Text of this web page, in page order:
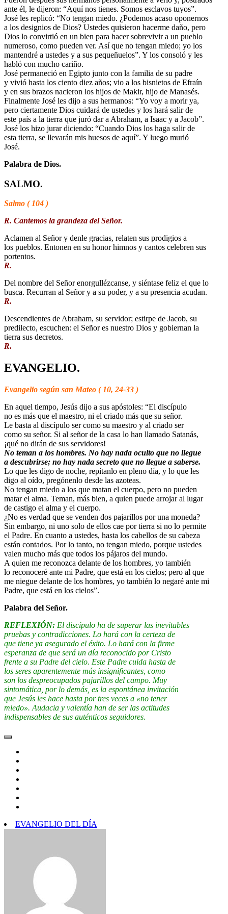
ante él, le dijeron: “Aquí nos tienes. Somos esclavos tuyos”.
José les replicó: “No tengan miedo. ¿Podemos acaso oponernos
a los designios de Dios? Ustedes quisieron hacerme daño, pero
Dios lo convirtió en un bien para hacer sobrevivir a un pueblo
numeroso, como pueden ver. Así que no tengan miedo; yo los
mantendré a ustedes y a sus pequeñuelos”. Y los consoló y les
habló con mucho cariño.
José permaneció en Egipto junto con la familia de su padre
y vivió hasta los ciento diez años; vio a los bisnietos de Efraín
y en sus brazos nacieron los hijos de Makir, hijo de Manasés.
Finalmente José les dijo a sus hermanos: “Yo voy a morir ya,
pero ciertamente Dios cuidará de ustedes y los hará salir de
este país a la tierra que juró dar a Abraham, a Isaac y a Jacob”.
José los hizo jurar diciendo: “Cuando Dios los haga salir de
esta tierra, se llevarán mis huesos de aquí”. Y luego murió
José.
Palabra de Dios.
SALMO.
Salmo ( 104 )
R. Cantemos la grandeza del Señor.
Aclamen al Señor y denle gracias, relaten sus prodigios a
los pueblos. Entonen en su honor himnos y cantos celebren sus
portentos.
R.
Del nombre del Señor enorgullézcanse, y siéntase feliz el que lo
busca. Recurran al Señor y a su poder, y a su presencia acudan.
R.
Descendientes de Abraham, su servidor; estirpe de Jacob, su
predilecto, escuchen: el Señor es nuestro Dios y gobiernan la
tierra sus decretos.
R.
EVANGELIO.
Evangelio según san Mateo ( 10, 24-33 )
En aquel tiempo, Jesús dijo a sus apóstoles: “El discípulo
no es más que el maestro, ni el criado más que su señor.
Le basta al discípulo ser como su maestro y al criado ser
como su señor. Si al señor de la casa lo han llamado Satanás,
¡qué no dirán de sus servidores!
No teman a los hombres. No hay nada oculto que no llegue
a descubrirse; no hay nada secreto que no llegue a saberse.
Lo que les digo de noche, repítanlo en pleno día, y lo que les
digo al oído, pregónenlo desde las azoteas.
No tengan miedo a los que matan el cuerpo, pero no pueden
matar el alma. Teman, más bien, a quien puede arrojar al lugar
de castigo el alma y el cuerpo.
¿No es verdad que se venden dos pajarillos por una moneda?
Sin embargo, ni uno solo de ellos cae por tierra si no lo permite
el Padre. En cuanto a ustedes, hasta los cabellos de su cabeza
están contados. Por lo tanto, no tengan miedo, porque ustedes
valen mucho más que todos los pájaros del mundo.
A quien me reconozca delante de los hombres, yo también
lo reconoceré ante mi Padre, que está en los cielos; pero al que
me niegue delante de los hombres, yo también lo negaré ante mi
Padre, que está en los cielos”.
Palabra del Señor.
REFLEXIÓN: El discípulo ha de superar las inevitables
pruebas y contradicciones. Lo hará con la certeza de
que tiene ya asegurado el éxito. Lo hará con la firme
esperanza de que será un día reconocido por Cristo
frente a su Padre del cielo. Este Padre cuida hasta de
los seres aparentemente más insignificantes, como
son los despreocupados pajarillos del campo. Muy
sintomática, por lo demás, es la espontánea invitación
que Jesús les hace hasta por tres veces a «no tener
miedo». Audacia y valentía han de ser las actitudes
indispensables de sus auténticos seguidores.
EVANGELIO DEL DÍA